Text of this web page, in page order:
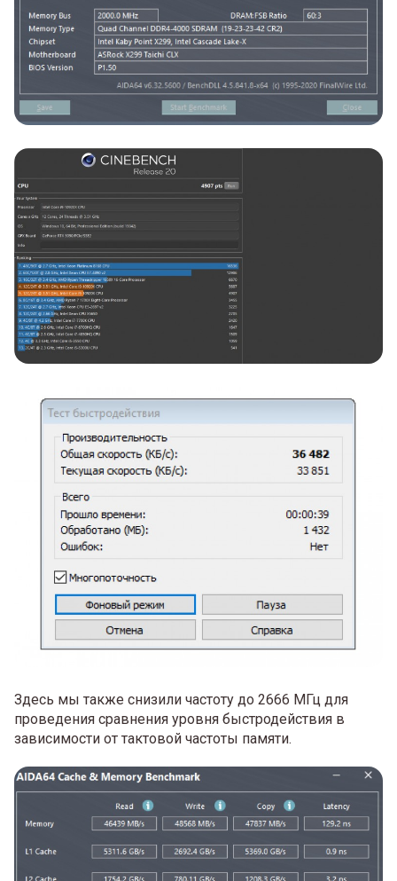
Здесь мы также снизили частоту до 2666 МГц для
проведения сравнения уровня быстродействия в
зависимости от тактовой частоты памяти.